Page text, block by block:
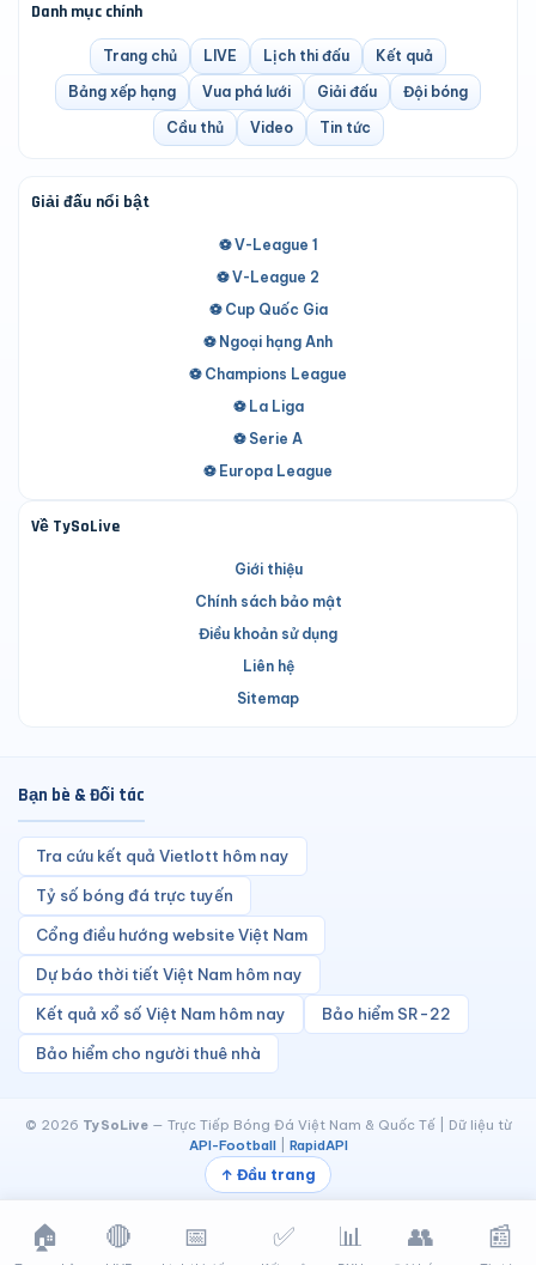
Danh mục chính
Trang chủ LIVE Lịch thi đấu
Kết quả
Bảng xếp hạng
Vua phá lưới Giải đấu
Đội bóng
Cầu thủ
Video Tin tức
Giải đấu nổi bật
⚽ V-League 1
⚽ V-League 2
⚽ Cup Quốc Gia
⚽ Ngoại hạng Anh
⚽ Champions League
⚽ La Liga
⚽ Serie A
⚽ Europa League
Về TySoLive
Giới thiệu
Chính sách bảo mật
Điều khoản sử dụng
Liên hệ
Sitemap
Bạn bè & Đối tác
Tra cứu kết quả Vietlott hôm nay
Tỷ số bóng đá trực tuyến
Cổng điều hướng website Việt Nam
Dự báo thời tiết Việt Nam hôm nay
Kết quả xổ số Việt Nam hôm nay Bảo hiểm SR-22
Bảo hiểm cho người thuê nhà
© 2026 TySoLive — Trực Tiếp Bóng Đá Việt Nam & Quốc Tế | Dữ liệu từ
API-Football| RapidAPI
↑ Đầu trang
🏠 🔴 📅 ✅ 📊 👥 📰